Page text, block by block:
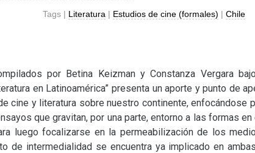
Tags | Literatura | Estudios de cine (formales) | Chile
por Betina Keizman y Constanza Vergara
en Latinoamérica” presenta un aporte y punto de
cine y literatura sobre nuestro continente, enfocándose
que gravitan, por una parte, entorno a las formas
luego focalizarse en la permeabilización de los
de intermedialidad se encuentra ya implicado en